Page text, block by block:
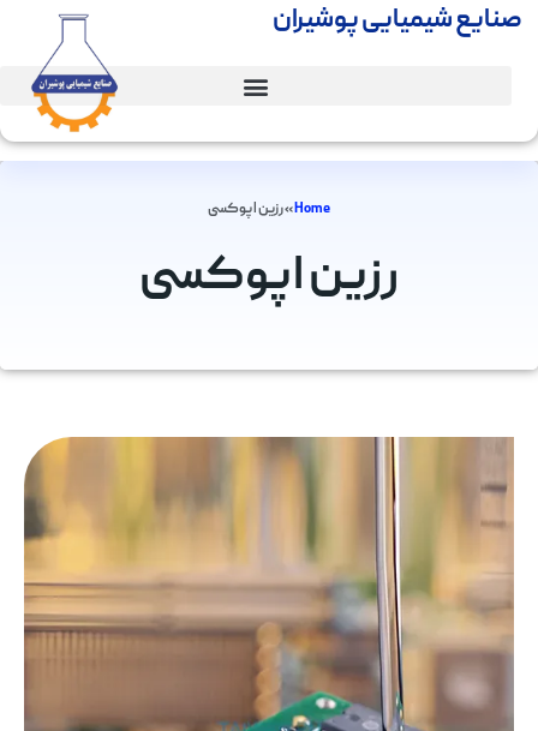
صنایع شیمیایی پوشیران
Home
»رزین اپوکسی
رزین اپوکسی